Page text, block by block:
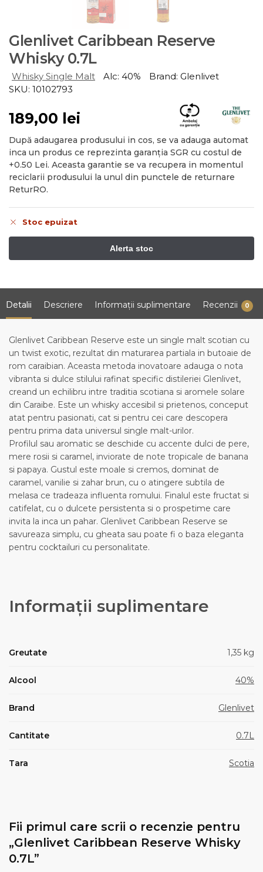
Glenlivet Caribbean Reserve
Whisky 0.7L
Whisky Single Malt Alc: 40%
Brand: Glenlivet
SKU: 10102793
189,00 lei
După adaugarea produsului in cos, se va adauga automat
inca un produs ce reprezinta garanția SGR cu costul de
+0.50 Lei. Aceasta garantie se va recupera in momentul
reciclarii produsului la unul din punctele de returnare
ReturRO.
Stoc epuizat
Detalii Descriere Informații suplimentare Recenzii 0
Glenlivet Caribbean Reserve este un single malt scotian cu
un twist exotic, rezultat din maturarea partiala in butoaie de
rom caraibian. Aceasta metoda inovatoare adauga o nota
vibranta si dulce stilului rafinat specific distileriei Glenlivet,
creand un echilibru intre traditia scotiana si aromele solare
din Caraibe. Este un whisky accesibil si prietenos, conceput
atat pentru pasionati, cat si pentru cei care descopera
pentru prima data universul single malt-urilor.
Profilul sau aromatic se deschide cu accente dulci de pere,
mere rosii si caramel, inviorate de note tropicale de banana
si papaya. Gustul este moale si cremos, dominat de
caramel, vanilie si zahar brun, cu o atingere subtila de
melasa ce tradeaza influenta romului. Finalul este fructat si
catifelat, cu o dulcete persistenta si o prospetime care
invita la inca un pahar. Glenlivet Caribbean Reserve se
savureaza simplu, cu gheata sau poate fi o baza eleganta
pentru cocktailuri cu personalitate.
Informații suplimentare
Greutate 1,35 kg
Alcool 40%
Brand Glenlivet
Cantitate 0.7L
Tara Scotia
Fii primul care scrii o recenzie pentru
„Glenlivet Caribbean Reserve Whisky
0.7L”